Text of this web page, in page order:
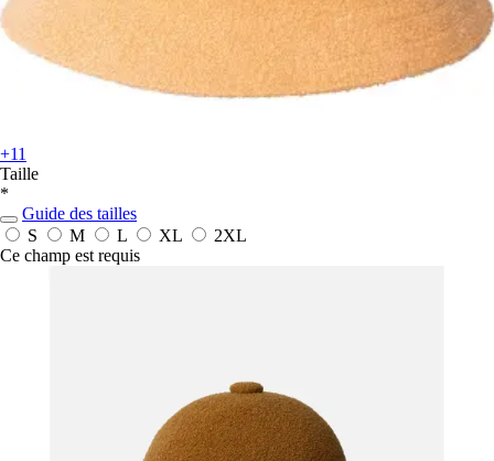
+11
Taille
*
Guide des tailles
S
M L XL
2XL
Ce champ est requis